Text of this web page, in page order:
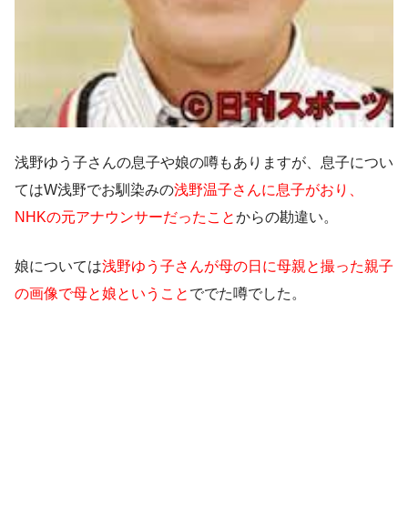
浅野ゆう子さんの息子や娘の噂もありますが、息子につい
てはW浅野でお馴染みの浅野温子さんに息子がおり、
NHKの元アナウンサーだったことからの勘違い。
娘については浅野ゆう子さんが母の日に母親と撮った親子
の画像で母と娘ということ ででた噂でした。